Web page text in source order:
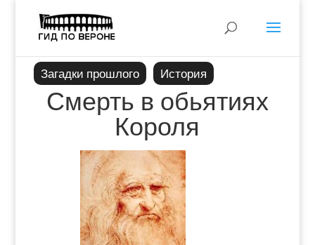
Загадки прошлого История
Смерть в обьятиях
Короля